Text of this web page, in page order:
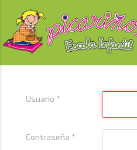
Usuario *
Contraseña *